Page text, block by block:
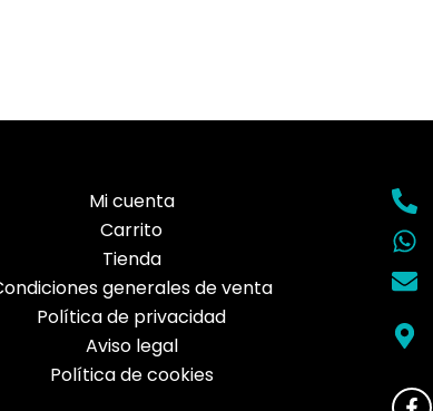
Mi cuenta
Carrito
Tienda
generales de venta
Política de privacidad
Aviso legal
Política de cookies
F